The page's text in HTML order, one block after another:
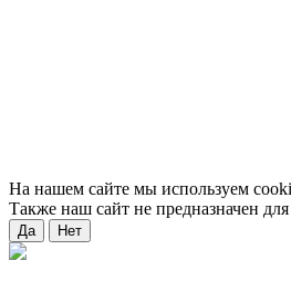
На нашем сайте мы используем
Также наш сайт не предназначен
Да Нет